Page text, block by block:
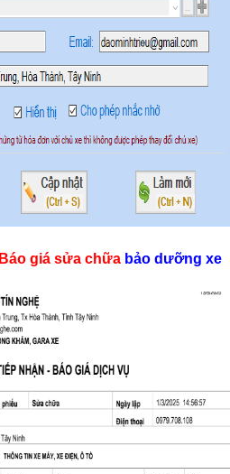
Báo giá sửa chữabảo dưỡng xe